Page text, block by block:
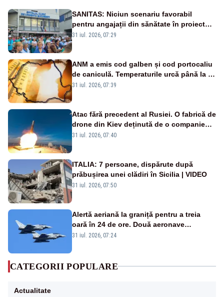
SANITAS: Niciun scenariu favorabil
pentru angajații din sănătate în proiectul
Legii salarizării
31 iul. 2026, 07:29
ANM a emis cod galben și cod portocaliu
de caniculă. Temperaturile urcă până la 38
de grade, iar nopțile devin tropicale
31 iul. 2026, 07:39
Atac fără precedent al Rusiei. O fabrică de
drone din Kiev deținută de o companie
americană, distrusă de o rachetă
31 iul. 2026, 07:40
ITALIA: 7 persoane, dispărute după
prăbușirea unei clădiri în Sicilia | VIDEO
31 iul. 2026, 07:50
Alertă aeriană la graniță pentru a treia
oară în 24 de ore. Două aeronave
Eurofighter britanice au fost ridicate de la
31 iul. 2026, 07:24
CATEGORII POPULARE
Actualitate